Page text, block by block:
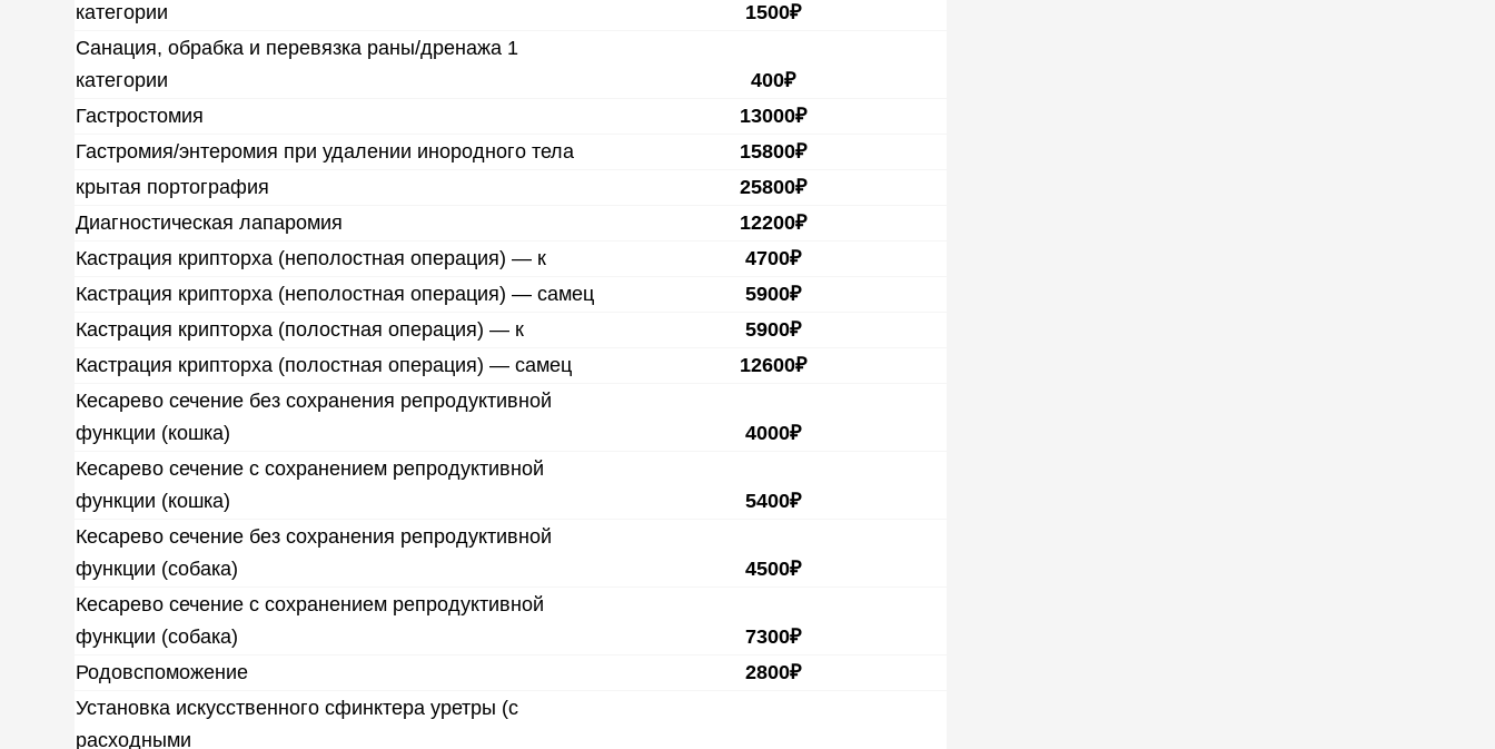
категории
1500₽
Санация, обрабка и перевязка раны/дренажа 1
категории
400₽
Гастростомия
13000₽
Гастромия/энтеромия при удалении инородного тела
15800₽
крытая портография
25800₽
Диагностическая лапаромия
12200₽
Кастрация крипторха (неполостная операция) — к
4700₽
Кастрация крипторха (неполостная операция) — самец
5900₽
Кастрация крипторха (полостная операция) — к
5900₽
Кастрация крипторха (полостная операция) — самец
12600₽
Кесарево сечение без сохранения репродуктивной
функции (кошка)
4000₽
Кесарево сечение с сохранением репродуктивной
функции (кошка)
5400₽
Кесарево сечение без сохранения репродуктивной
функции (собака)
4500₽
Кесарево сечение с сохранением репродуктивной
функции (собака)
7300₽
Родовспоможение
2800₽
Установка искусственного сфинктера уретры (с
расходными